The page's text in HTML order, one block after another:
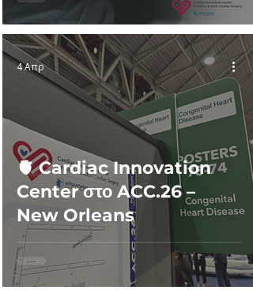
🫀 Cardiac Innovation
Center στο ACC.26 –
New Orleans
4 Απρ